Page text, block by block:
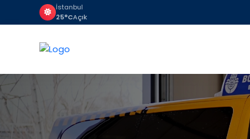
İstanbul
25°CAçık